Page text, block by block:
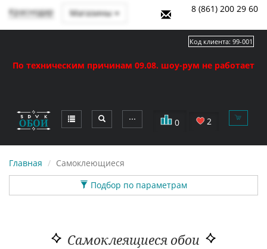
Краснодар Магазины 8 (861) 200 29 60
По техническим причинам 09.08. шоу-рум не работает
⋯ 0 2
Код клиента: 99-001
Главная
Самоклеющиеся
Подбор по параметрам
Самоклеящиеся обои